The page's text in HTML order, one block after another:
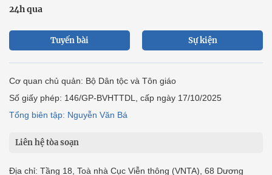
24h qua
Tuyến bài Sự kiện
Cơ quan chủ quản: Bộ Dân tộc và Tôn giáo
Số giấy phép: 146/GP-BVHTTDL, cấp ngày 17/10/2025
Tổng biên tập: Nguyễn Văn Bá
Liên hệ tòa soạn
Địa chỉ: Tầng 18, Toà nhà Cục Viễn thông (VNTA), 68 Dương